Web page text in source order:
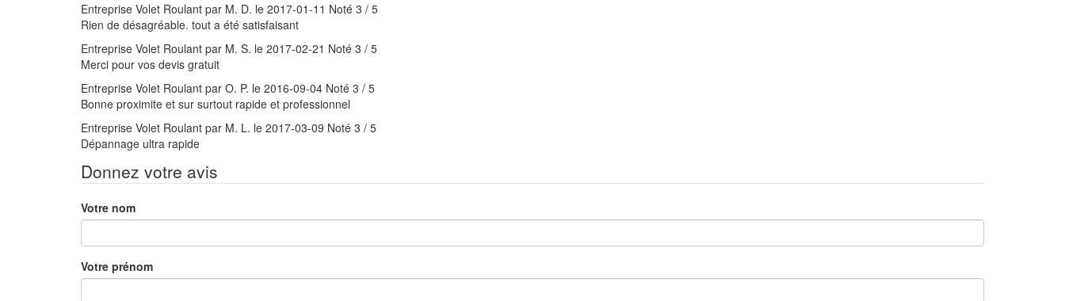
Entreprise Volet Roulant par M. D. le 2017-01-11 Noté 3 / 5
Rien de désagréable. tout a été satisfaisant
Entreprise Volet Roulant par M. S. le 2017-02-21 Noté 3 / 5
Merci pour vos devis gratuit
Entreprise Volet Roulant par O. P. le 2016-09-04 Noté 3 / 5
Bonne proximite et sur surtout rapide et professionnel
Entreprise Volet Roulant par M. L. le 2017-03-09 Noté 3 / 5
Dépannage ultra rapide
Donnez votre avis
Votre nom
Votre prénom